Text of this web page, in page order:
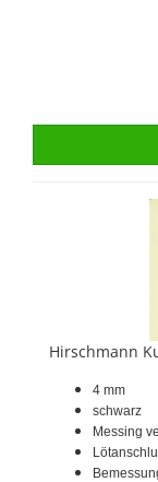
Hirschmann
4 mm
schwarz
Messing